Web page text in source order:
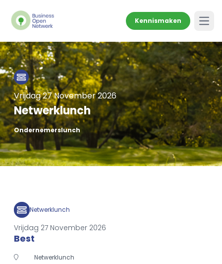
Kennismaken
Vrijdag 27 November 2026
Netwerklunch
Ondernemerslunch
Netwerklunch
Vrijdag 27 November 2026
Best
Netwerklunch